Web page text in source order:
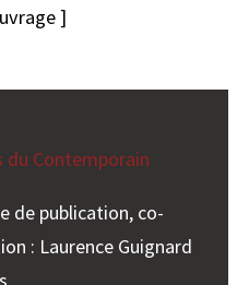
]
Contemporain
de publication, co-
: Laurence Guignard